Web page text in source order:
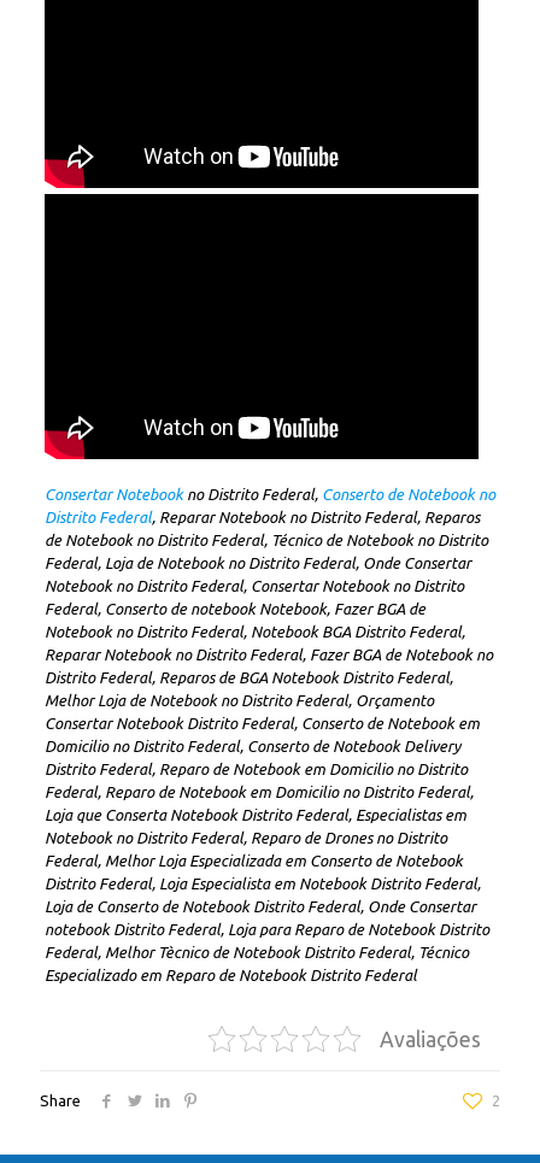
Consertar Notebookno Distrito Federal, Conserto de Notebook no
Distrito Federal, Reparar Notebook no Distrito Federal, Reparos
de Notebook no Distrito Federal, Técnico de Notebook no Distrito
Federal, Loja de Notebook no Distrito Federal, Onde Consertar
Notebook no Distrito Federal, Consertar Notebook no Distrito
Federal, Conserto de notebook Notebook, Fazer BGA de
Notebook no Distrito Federal, Notebook BGA Distrito Federal,
Reparar Notebook no Distrito Federal, Fazer BGA de Notebook no
Distrito Federal, Reparos de BGA Notebook Distrito Federal,
Melhor Loja de Notebook no Distrito Federal, Orçamento
Consertar Notebook Distrito Federal, Conserto de Notebook em
Domicilio no Distrito Federal, Conserto de Notebook Delivery
Distrito Federal, Reparo de Notebook em Domicilio no Distrito
Federal, Reparo de Notebook em Domicilio no Distrito Federal,
Loja que Conserta Notebook Distrito Federal, Especialistas em
Notebook no Distrito Federal, Reparo de Drones no Distrito
Federal, Melhor Loja Especializada em Conserto de Notebook
Distrito Federal, Loja Especialista em Notebook Distrito Federal,
Loja de Conserto de Notebook Distrito Federal, Onde Consertar
notebook Distrito Federal, Loja para Reparo de Notebook Distrito
Federal, Melhor Tècnico de Notebook Distrito Federal, Técnico
Especializado em Reparo de Notebook Distrito Federal
Avaliações
Share 2